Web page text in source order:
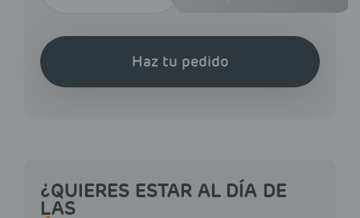
Haz tu pedido
¿QUIERES ESTAR AL DÍA DE
LAS